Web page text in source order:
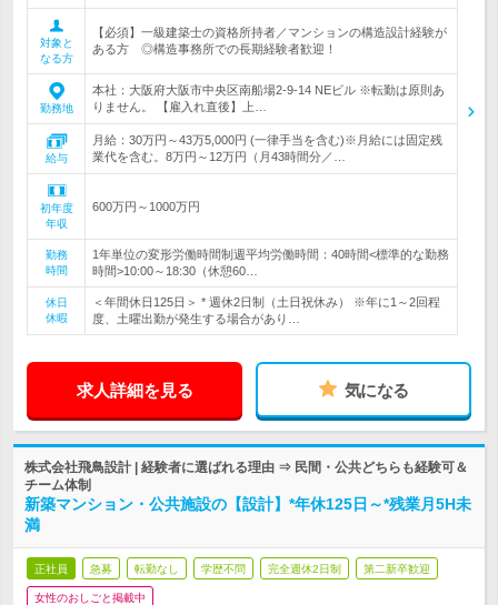
対象と
なる方
【必須】一級建築士の資格所持者／マンションの構造設計経験が
ある方 ◎構造事務所での長期経験者歓迎！
勤務地
本社：大阪府大阪市中央区南船場2-9-14 NEビル ※転勤は原則あ
りません。 【雇入れ直後】上…
給与
月給：30万円～43万5,000円 (一律手当を含む)※月給には固定残
業代を含む。8万円～12万円（月43時間分／…
初年度
年収
600万円～1000万円
勤務
時間
1年単位の変形労働時間制週平均労働時間：40時間<標準的な勤務
時間>10:00～18:30（休憩60…
休日
休暇
＜年間休日125日＞ * 週休2日制（土日祝休み） ※年に1～2回程
度、土曜出勤が発生する場合があり…
求人詳細を見る 気になる
株式会社飛鳥設計 | 経験者に選ばれる理由 ⇒ 民間・公共どちらも経験可＆
チーム体制
新築マンション・公共施設の【設計】*年休125日～*残業月5H未
満
正社員 急募 転勤なし 学歴不問 完全週休2日制 第二新卒歓迎
女性のおしごと掲載中